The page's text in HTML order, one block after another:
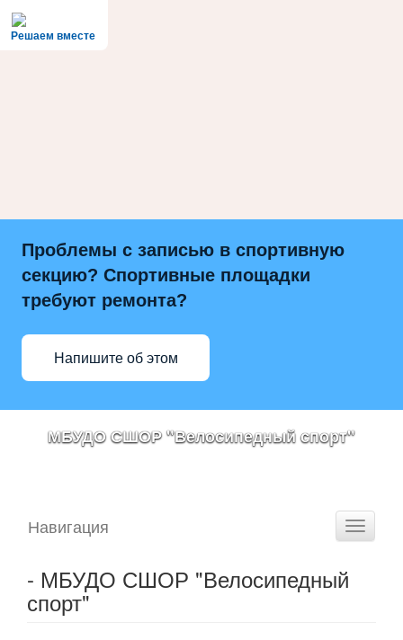
Решаем вместе
Проблемы с записью в спортивную
секцию? Спортивные площадки
требуют ремонта?
Напишите об этом
МБУДО СШОР "Велосипедный спорт"
Toggle
Навигация
- МБУДО СШОР "Велосипедный
спорт"